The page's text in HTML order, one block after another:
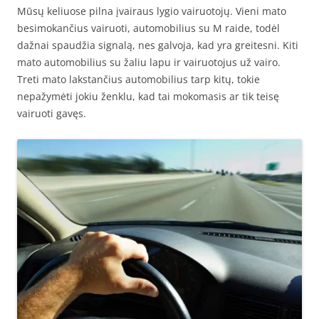
Mūsų keliuose pilna įvairaus lygio vairuotojų. Vieni mato
besimokančius vairuoti, automobilius su M raide, todėl
dažnai spaudžia signalą, nes galvoja, kad yra greitesni. Kiti
mato automobilius su žaliu lapu ir vairuotojus už vairo.
Treti mato lakstančius automobilius tarp kitų, tokie
nepažymėti jokiu ženklu, kad tai mokomasis ar tik teisę
vairuoti gavęs.